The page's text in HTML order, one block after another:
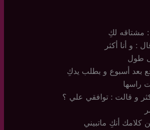
: مشتاقه لكِ
: و أنا أكثر
طول
بعد أسبوع و بطلب يدكِ
راسها
و قالت : توافقي علي ؟
أنكِ ماتبيني